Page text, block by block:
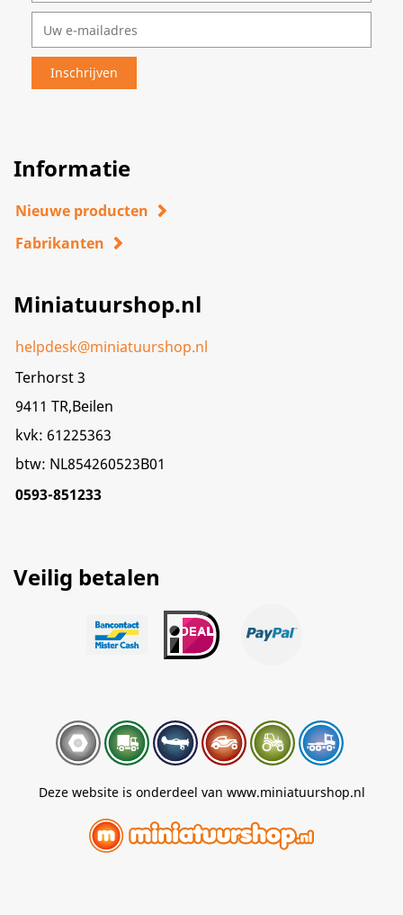
Informatie
Nieuwe producten
Fabrikanten
Miniatuurshop.nl
helpdesk@miniatuurshop.nl
Terhorst 3
9411 TR,Beilen
kvk: 61225363
btw: NL854260523B01
0593-851233
Veilig betalen
Deze website is onderdeel van www.miniatuurshop.nl